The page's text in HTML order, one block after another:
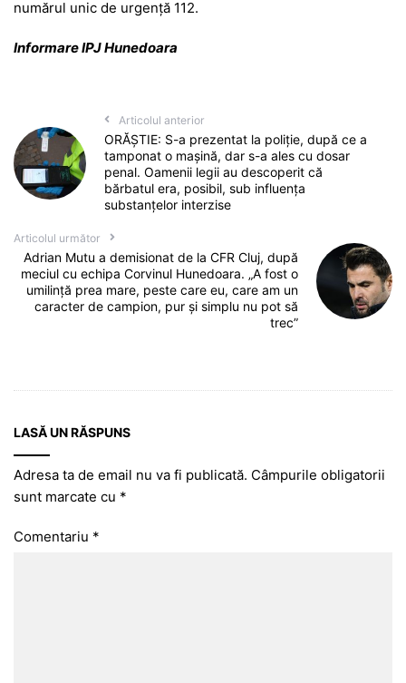
numărul unic de urgență 112.
Informare IPJ Hunedoara
Articolul anterior
ORĂȘTIE: S-a prezentat la poliție, după ce a
tamponat o mașină, dar s-a ales cu dosar
penal. Oamenii legii au descoperit că
bărbatul era, posibil, sub influența
substanțelor interzise
Articolul următor
Adrian Mutu a demisionat de la CFR Cluj, după
meciul cu echipa Corvinul Hunedoara. „A fost o
umilință prea mare, peste care eu, care am un
caracter de campion, pur și simplu nu pot să
trec”
LASĂ UN RĂSPUNS
Adresa ta de email nu va fi publicată. Câmpurile obligatorii
sunt marcate cu *
Comentariu *